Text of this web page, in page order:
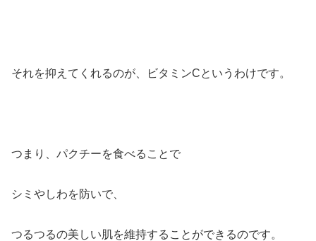
それを抑えてくれるのが、 ビタミンCというわけです。
つまり、パクチーを食べることで
シミやしわを防いで、
つるつるの美しい肌を維持することができるのです。